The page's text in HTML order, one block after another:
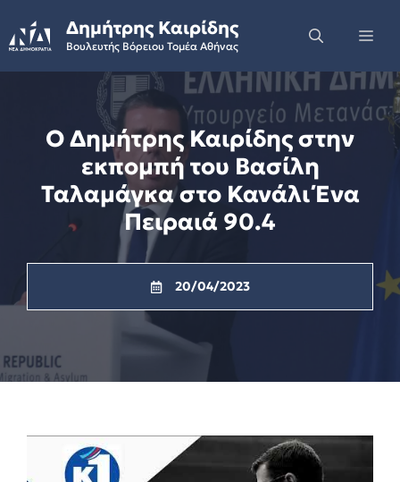
to
content
Δημήτρης Καιρίδης
Βουλευτής Βόρειου Τομέα Αθήνας
Ο Δημήτρης Καιρίδης στην
εκπομπή του Βασίλη
Ταλαμάγκα στο Κανάλι Ένα
Πειραιά 90.4
20/04/2023